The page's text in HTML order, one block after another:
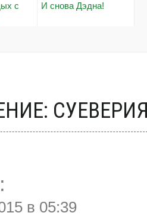
с
И снова Дэдна!
:
в 05:39